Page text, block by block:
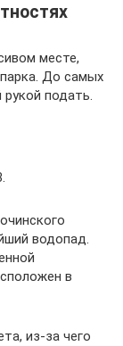
месте,
До самых
подать.
водопад.
в
из-за чего